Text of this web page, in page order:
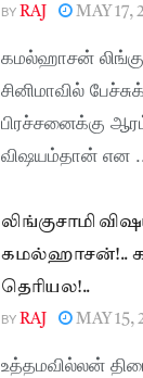
BY RAJ MAY 17,
கமல்ஹாசன்
சினிமாவில்
பிரச்சனைக்கு
விஷயம்தான் என
லிங்குசாமி
கமல்ஹாசன்!..
தெரியல!..
BY RAJ MAY 15,
உத்தமவில்லன்